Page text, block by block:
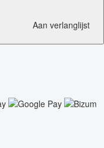
Aan verlanglijst